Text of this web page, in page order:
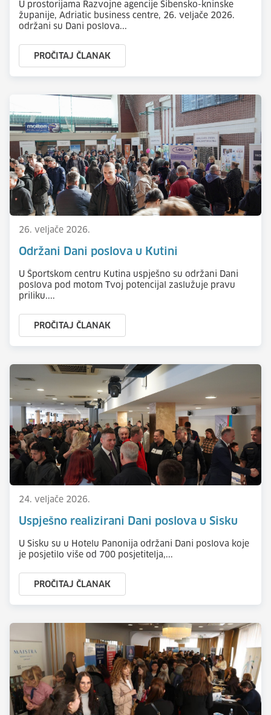
U prostorijama Razvojne agencije Šibensko-kninske
županije, Adriatic business centre, 26. veljače 2026.
održani su Dani poslova...
PROČITAJ ČLANAK
26. veljače 2026.
Održani Dani poslova u Kutini
U Športskom centru Kutina uspješno su održani Dani
poslova pod motom Tvoj potencijal zaslužuje pravu
priliku....
PROČITAJ ČLANAK
24. veljače 2026.
Uspješno realizirani Dani poslova u Sisku
U Sisku su u Hotelu Panonija održani Dani poslova koje
je posjetilo više od 700 posjetitelja,...
PROČITAJ ČLANAK